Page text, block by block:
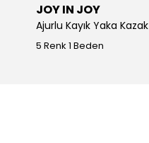
JOY IN JOY
Ajurlu Kayık Yaka Kazak
5 Renk 1 Beden